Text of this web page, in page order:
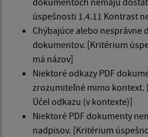
úspešnosti 1.4.11 Kontrast
Chýbajúce alebo nesprávne
dokumentov. [Kritérium
má názov]
Niektoré odkazy PDF
zrozumiteľné mimo
Účel odkazu (v kontexte)]
Niektoré PDF dokumenty
nadpisov. [Kritérium